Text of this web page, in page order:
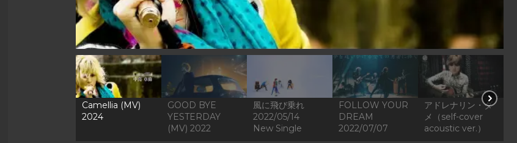
Camellia (MV)
2024
GOOD BYE
YESTERDAY
(MV) 2022
風に飛び乗れ
2022/05/14
New Single
FOLLOW YOUR
DREAM
2022/07/07
アドレナリン・ダ
メ（self-cover
acoustic ver.）